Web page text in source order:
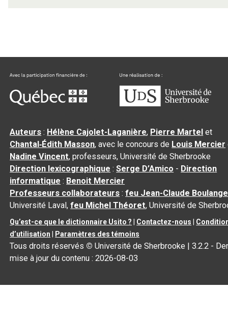
Auteurs : Hélène Cajolet-Laganière, Pierre Martel et
Chantal‑Édith Masson, avec le concours de Louis Mercier
Nadine Vincent, professeurs, Université de Sherbrooke
Direction lexicographique :Serge D’Amico - Direction
informatique : Benoit Mercier
Professeurs collaborateurs :feu Jean-Claude
Université Laval,feu Michel Théoret, Université de
Qu’est-ce que le dictionnaire Usito ? Contactez-nous
d’utilisation
Paramètres des témoins
Tous droits réservés © Université de Sherbrooke |3.2.2 -
mise à jour du contenu :2026-08-03